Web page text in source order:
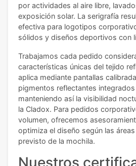
por actividades al aire libre,
exposición solar. La serigrafía
efectiva para logotipos
sólidos y diseños deportivos con
Trabajamos cada pedido
características únicas del tejido
aplica mediante pantallas
pigmentos reflectantes integrados
manteniendo así la visibilidad
la Cladox. Para pedidos
volumen, ofrecemos
optimiza el diseño según las
previsto de la mochila.
Nuestros